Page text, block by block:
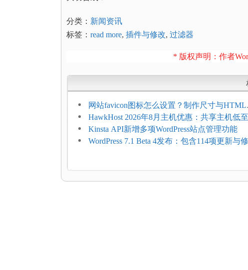
分类： 新闻资讯
标签： read more, 插件与修改, 过滤器
* 版权声明：作者
网站favicon图标怎么设置？制作尺寸与HTML
加方法
HawkHost 2026年8月主机优惠：共享主机低至
$2.61/月，高性能主机同步折扣
Kinsta API新增多项WordPress站点管理功能
WordPress 7.1 Beta 4发布：包含114项更新与修